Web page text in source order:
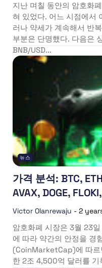
지난 며칠 동안의 암호화
혀 있었다. 어느 시점에서
러나 약세가 계속해서 반
부분은 단명했다. 다음은
BNB/USD...
뉴스
가격 분석: BTC,
AVAX, DOGE,
Victor Olanrewaju - 2
암호화폐 시장은 3월 23
에 따라 약간의 안정을 경
(CoinMarketCap)에 따르
한 2조 4,500억 달러를 기